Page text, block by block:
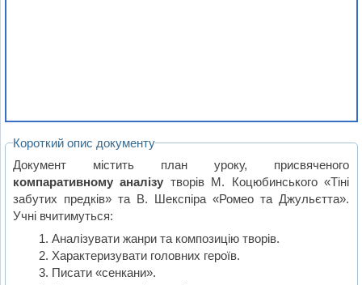
Короткий опис документу
Документ містить план уроку, присвяченого
компаративному аналізу творів М. Коцюбинського «Тіні
забутих предків» та В. Шекспіра «Ромео та Джульєтта».
Учні вчитимуться:
Аналізувати жанри та композицію творів.
Характеризувати головних героїв.
Писати «сенкани».